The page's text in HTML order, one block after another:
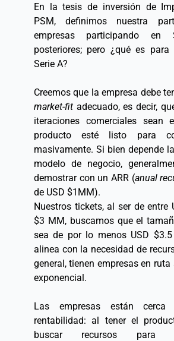
En la tesis de inversión de
PSM, definimos nuestra
empresas participando
posteriores; pero ¿qué es
Serie A?
market-fit adecuado, es decir,
iteraciones comerciales sean
producto esté listo para
masivamente. Si bien depende
modelo de negocio,
demostrar con un ARR (anual
de USD $1MM).
Nuestros tickets, al ser de entre
$3 MM, buscamos que el
sea de por lo menos USD
alinea con la necesidad de
general, tienen empresas en
exponencial.
Las empresas están cerca
rentabilidad: al tener el
buscar recursos para